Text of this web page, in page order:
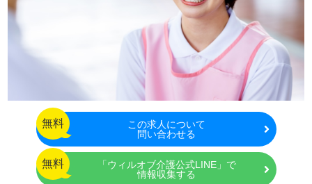
無料 この求人について
問い合わせる
無料
「ウィルオブ介護公式LINE」で
情報収集する